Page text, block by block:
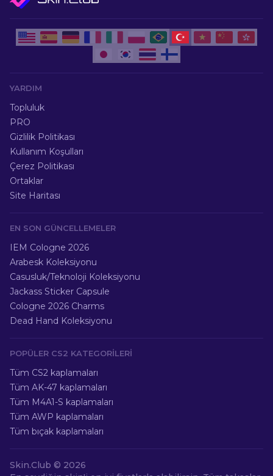
YARDIM
Topluluk
PRO
Gizlilik Politikası
Kullanım Koşulları
Çerez Politikası
Ortaklar
Site Haritası
EN SON GÜNCELLEMELER
IEM Cologne 2026
Arabesk Koleksiyonu
Casusluk/Teknoloji Koleksiyonu
Jackass Sticker Capsule
Cologne 2026 Charms
Dead Hand Koleksiyonu
POPÜLER CS2 KATEGORILERI
Tüm CS2 kaplamaları
Tüm AK-47 kaplamaları
Tüm M4A1-S kaplamaları
Tüm AWP kaplamaları
Tüm bıçak kaplamaları
Skin.Club © 2026